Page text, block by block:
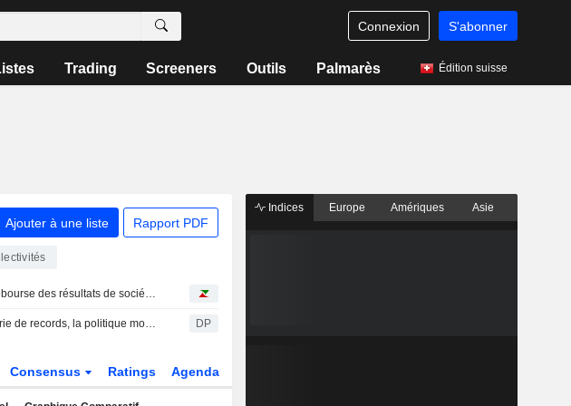
Connexion S'abonner
Trading Screeners Outils Palmarès Édition suisse
Ajouter à une liste Rapport PDF
Agenda Zonebourse des résultats de sociétés : semaine du 10 au 14 août 2026
Après une série de records, la politique monétaire revient au centre de l'attention DP
Consensus Ratings Agenda
Indices Europe Amériques Asie